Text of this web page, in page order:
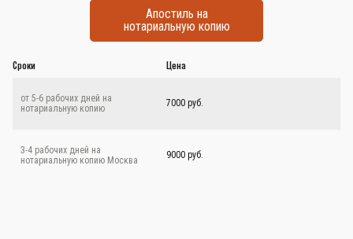
Апостиль на
нотариальную копию
Сроки Цена
от 5-6 рабочих дней на
нотариальную копию
7000 руб.
3-4 рабочих дней на
нотариальную копию Москва
9000 руб.